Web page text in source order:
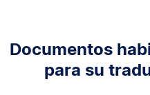
Documentos
para su